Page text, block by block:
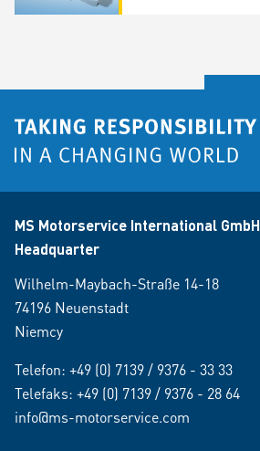
MS Motorservice International GmbH
Headquarter
Wilhelm-Maybach-Straße 14-18
74196 Neuenstadt
Niemcy
Telefon: +49 (0) 7139 / 9376 - 33 33
Telefaks: +49 (0) 7139 / 9376 - 28 64
info@ms-motorservice.com